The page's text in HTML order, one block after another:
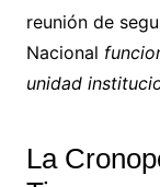
reunión de
Nacional
unidad
La